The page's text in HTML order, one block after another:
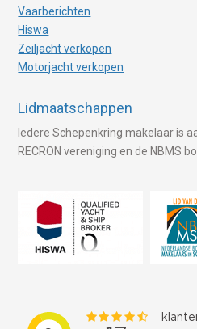
Vaarberichten
Hiswa
Zeiljacht verkopen
Motorjacht verkopen
Lidmaatschappen
Iedere Schepenkring makelaar is
RECRON vereniging en de NBMS